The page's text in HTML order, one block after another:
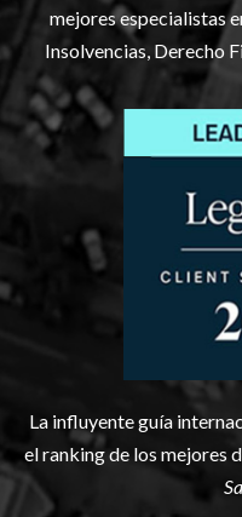
mejores especialistas
Insolvencias, Derecho
La influyente guía
el ranking de los mejores